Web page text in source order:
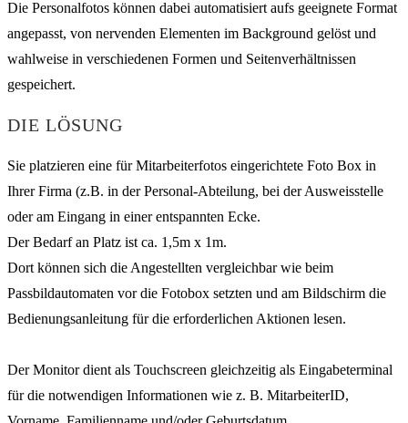
Die Personalfotos können dabei automatisiert aufs geeignete Format
angepasst, von nervenden Elementen im Background gelöst und
wahlweise in verschiedenen Formen und Seitenverhältnissen
gespeichert.
DIE LÖSUNG
Sie platzieren eine für Mitarbeiterfotos eingerichtete Foto Box in
Ihrer Firma (z.B. in der Personal-Abteilung, bei der Ausweisstelle
oder am Eingang in einer entspannten Ecke.
Der Bedarf an Platz ist ca. 1,5m x 1m.
Dort können sich die Angestellten vergleichbar wie beim
Passbildautomaten vor die Fotobox setzten und am Bildschirm die
Bedienungsanleitung für die erforderlichen Aktionen lesen.
Der Monitor dient als Touchscreen gleichzeitig als Eingabeterminal
für die notwendigen Informationen wie z. B. MitarbeiterID,